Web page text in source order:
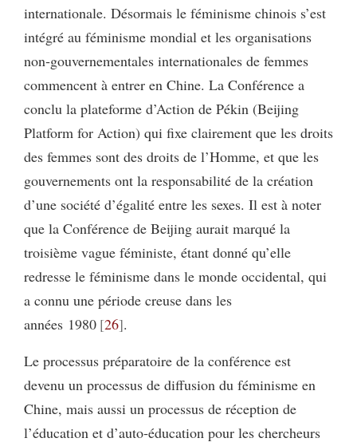
internationale. Désormais le féminisme chinois s’est
intégré au féminisme mondial et les organisations
non‑gouvernementales internationales de femmes
commencent à entrer en Chine. La Conférence a
conclu la plateforme d’Action de Pékin (Beijing
Platform for Action) qui fixe clairement que les droits
des femmes sont des droits de l’Homme, et que les
gouvernements ont la responsabilité de la création
d’une société d’égalité entre les sexes. Il est à noter
que la Conférence de Beijing aurait marqué la
troisième vague féministe, étant donné qu’elle
redresse le féminisme dans le monde occidental, qui
a connu une période creuse dans les
années 1980 26 .
Le processus préparatoire de la conférence est
devenu un processus de diffusion du féminisme en
Chine, mais aussi un processus de réception de
l’éducation et d’auto‑éducation pour les chercheurs